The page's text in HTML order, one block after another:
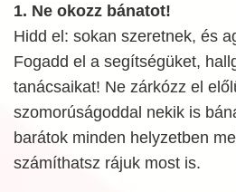
1. Ne okozz bánatot!
Hidd el: sokan szeretnek, és
Fogadd el a segítségüket,
tanácsaikat! Ne zárkózz el
szomorúságoddal nekik is
barátok minden helyzetben
számíthatsz rájuk most is.